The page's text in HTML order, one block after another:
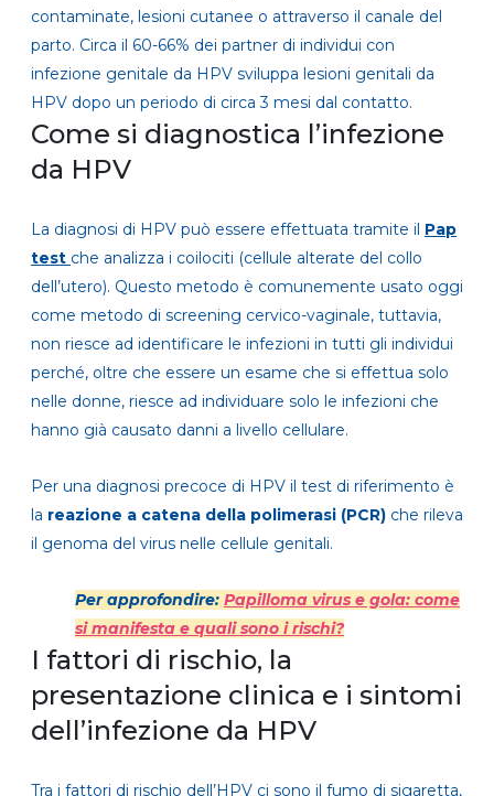
contaminate, lesioni cutanee o attraverso il canale del
parto. Circa il 60-66% dei partner di individui con
infezione genitale da HPV sviluppa lesioni genitali da
HPV dopo un periodo di circa 3 mesi dal contatto.
Come si diagnostica l’infezione
da HPV
La diagnosi di HPV può essere effettuata tramite il Pap
test che analizza i coilociti (cellule alterate del collo
dell’utero). Questo metodo è comunemente usato oggi
come metodo di screening cervico-vaginale, tuttavia,
non riesce ad identificare le infezioni in tutti gli individui
perché, oltre che essere un esame che si effettua solo
nelle donne, riesce ad individuare solo le infezioni che
hanno già causato danni a livello cellulare.
Per una diagnosi precoce di HPV il test di riferimento è
la reazione a catena della polimerasi (PCR) che rileva
il genoma del virus nelle cellule genitali.
Per approfondire: Papilloma virus e gola: come
si manifesta e quali sono i rischi?
I fattori di rischio, la
presentazione clinica e i sintomi
dell’infezione da HPV
Tra i fattori di rischio dell’HPV ci sono il fumo di sigaretta,